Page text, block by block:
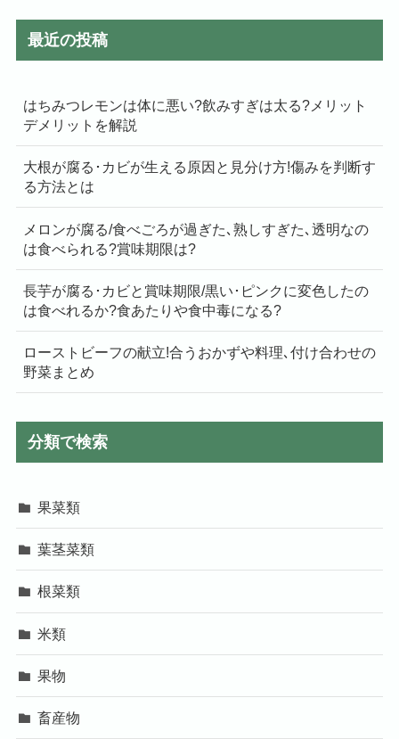
最近の投稿
はちみつレモンは体に悪い?飲みすぎは太る?メリット
デメリットを解説
大根が腐る･カビが生える原因と見分け方!傷みを判断す
る方法とは
メロンが腐る/食べごろが過ぎた､熟しすぎた､透明なの
は食べられる?賞味期限は?
長芋が腐る･カビと賞味期限/黒い･ピンクに変色したの
は食べれるか?食あたりや食中毒になる?
ローストビーフの献立!合うおかずや料理､付け合わせの
野菜まとめ
分類で検索
果菜類
葉茎菜類
根菜類
米類
果物
畜産物